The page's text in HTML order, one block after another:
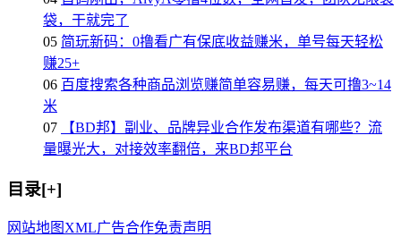
袋，干就完了
05 简玩新码：0撸看广有保底收益赚米，单号每天轻松
赚25+
06 百度搜索各种商品浏览赚简单容易赚，每天可撸3~14
米
07
【BD邦】副业、品牌异业合作发布渠道有哪些？流
量曝光大，对接效率翻倍，来BD邦平台
目录[+]
网站地图 XML广告合作免责声明